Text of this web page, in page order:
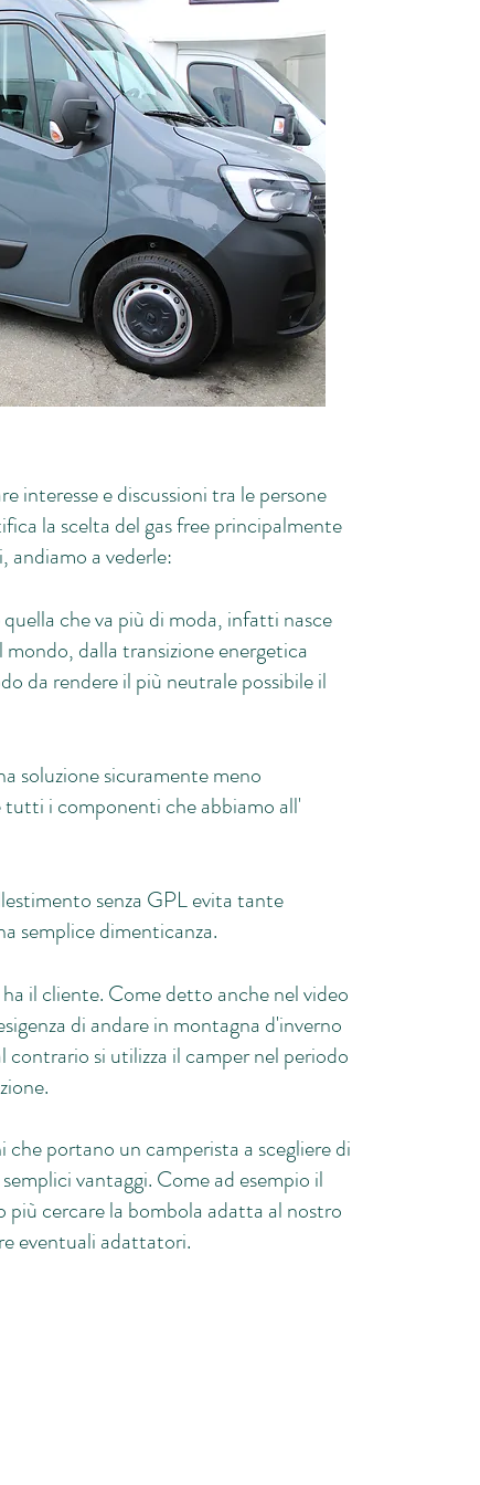
interesse e discussioni tra le persone
la scelta del gas free principalmente
andiamo a vederle:
che va più di moda, infatti nasce
dalla transizione energetica
da rendere il più neutrale possibile il
soluzione sicuramente meno
tutti i componenti che abbiamo all'
senza GPL evita tante
semplice dimenticanza.
il cliente. Come detto anche nel video
di andare in montagna d'inverno
si utilizza il camper nel periodo
portano un camperista a scegliere di
vantaggi. Come ad esempio il
cercare la bombola adatta al nostro
eventuali adattatori.